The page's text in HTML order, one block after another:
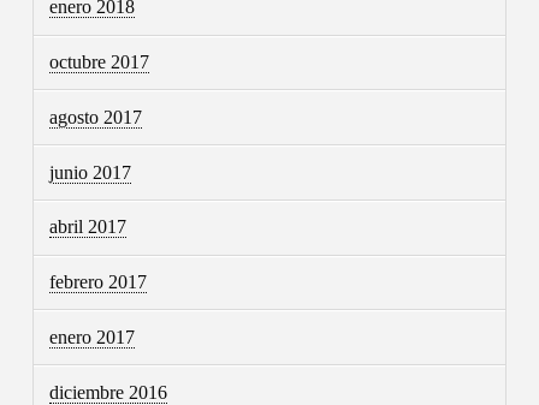
enero 2018
octubre 2017
agosto 2017
junio 2017
abril 2017
febrero 2017
enero 2017
diciembre 2016